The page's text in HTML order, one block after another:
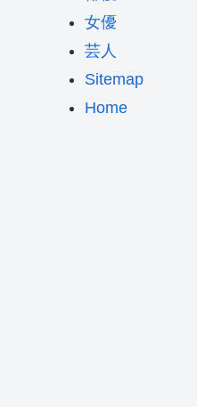
女優
芸人
Sitemap
Home